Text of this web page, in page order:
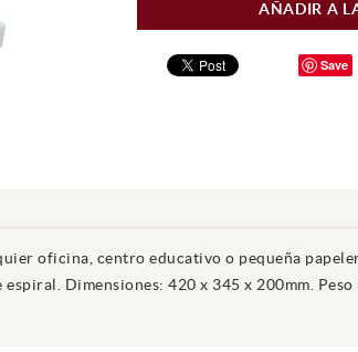
AÑADIR A
Save
oficina, centro educativo o pequeña
Dimensiones: 420 x 345 x 200mm.